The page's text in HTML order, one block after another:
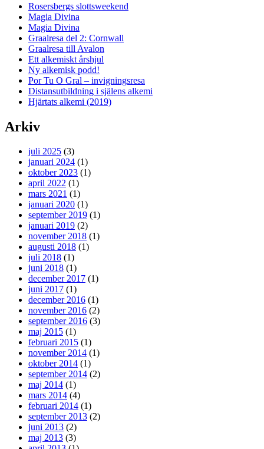
Rosersbergs slottsweekend
Magia Divina
Magia Divina
Graalresa del 2: Cornwall
Graalresa till Avalon
Ett alkemiskt årshjul
Ny alkemisk podd!
Por Tu O Gral – invigningsresa
Distansutbildning i själens alkemi
Hjärtats alkemi (2019)
Arkiv
juli 2025 (3)
januari 2024 (1)
oktober 2023 (1)
april 2022 (1)
mars 2021 (1)
januari 2020 (1)
september 2019 (1)
januari 2019 (2)
november 2018 (1)
augusti 2018 (1)
juli 2018 (1)
juni 2018 (1)
december 2017 (1)
juni 2017 (1)
december 2016 (1)
november 2016 (2)
september 2016 (3)
maj 2015 (1)
februari 2015 (1)
november 2014 (1)
oktober 2014 (1)
september 2014 (2)
maj 2014 (1)
mars 2014 (4)
februari 2014 (1)
september 2013 (2)
juni 2013 (2)
maj 2013 (3)